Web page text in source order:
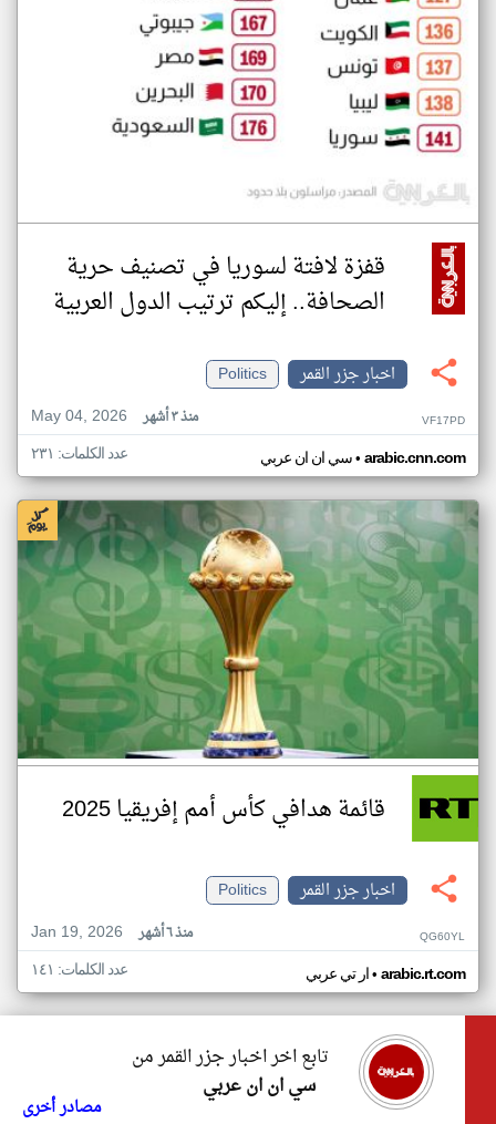
قفزة لافتة لسوريا في تصنيف حرية
الصحافة.. إليكم ترتيب الدول العربية
اخبار جزر القمر
Politics
May 04, 2026
منذ ٣ أشهر VF17PD
سي ان ان عربي• arabic.cnn.com عدد الكلمات: ٢٣١
قائمة هدافي كأس أمم إفريقيا 2025
اخبار جزر القمر
Politics
Jan 19, 2026
منذ ٦ أشهر QG60YL
ار تي عربي• arabic.rt.com عدد الكلمات: ١٤١
تابع اخر اخبار جزر القمر من
سي ان ان عربي
مصادر أخرى